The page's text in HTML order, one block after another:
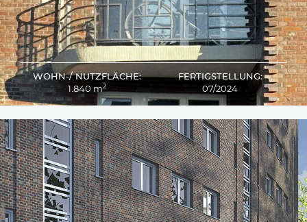
WOHN-/ NUTZFLÄCHE:
1.840 m2
FERTIGSTELLUNG:
07/2024